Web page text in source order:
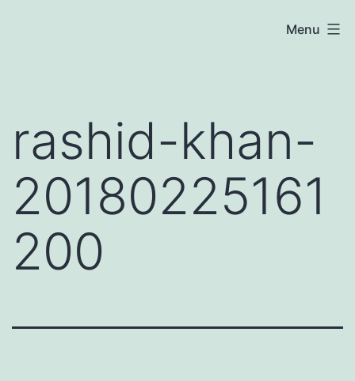
Menu
rashid-khan-
20180225161
200